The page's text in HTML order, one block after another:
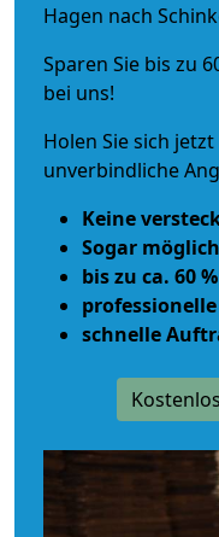
Hagen nach
Sparen Sie bis zu
bei uns!
Holen Sie sich
unverbindliche
Keine
Sogar
bis zu ca. 60
schnelle